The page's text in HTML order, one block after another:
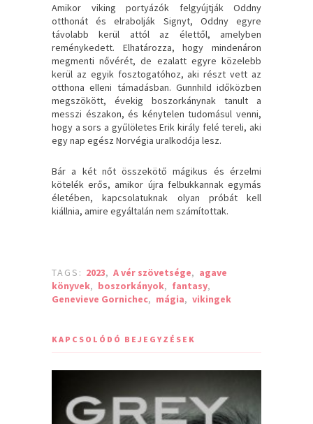
Amikor viking portyázók felgyújtják Oddny
otthonát és elrabolják Signyt, Oddny egyre
távolabb kerül attól az élettől, amelyben
reménykedett. Elhatározza, hogy mindenáron
megmenti nővérét, de ezalatt egyre közelebb
kerül az egyik fosztogatóhoz, aki részt vett az
otthona elleni támadásban. Gunnhild időközben
megszökött, évekig boszorkánynak tanult a
messzi északon, és kénytelen tudomásul venni,
hogy a sors a gyűlöletes Erik király felé tereli, aki
egy nap egész Norvégia uralkodója lesz.
Bár a két nőt összekötő mágikus és érzelmi
kötelék erős, amikor újra felbukkannak egymás
életében, kapcsolatuknak olyan próbát kell
kiállnia, amire egyáltalán nem számítottak.
TAGS: 2023, A vér szövetsége, agave
könyvek, boszorkányok, fantasy,
Genevieve Gornichec, mágia, vikingek
KAPCSOLÓDÓ BEJEGYZÉSEK